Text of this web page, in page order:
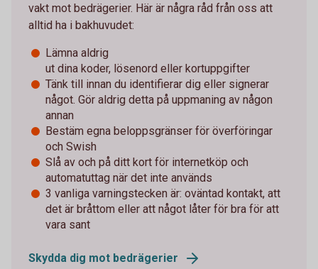
vakt mot bedrägerier. Här är några råd från oss att
alltid ha i bakhuvudet:
Lämna aldrig
ut dina koder, lösenord eller kortuppgifter
Tänk till innan du identifierar dig eller signerar
något. Gör aldrig detta på uppmaning av någon
annan
Bestäm egna beloppsgränser för överföringar
och Swish
Slå av och på ditt kort för internetköp och
automatuttag när det inte används
3 vanliga varningstecken är: oväntad kontakt, att
det är bråttom eller att något låter för bra för att
vara sant
Skydda dig mot bedrägerier